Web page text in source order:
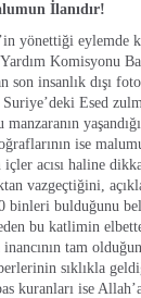
İlanıdır!
yönettiği eylemde
Komisyonu
son insanlık dışı
Suriye’deki Esed
ise
acısı haline
vazgeçtiğini,
binleri bulduğunu
bu katlimin
inancının tam
sıklıkla
kuranları ise